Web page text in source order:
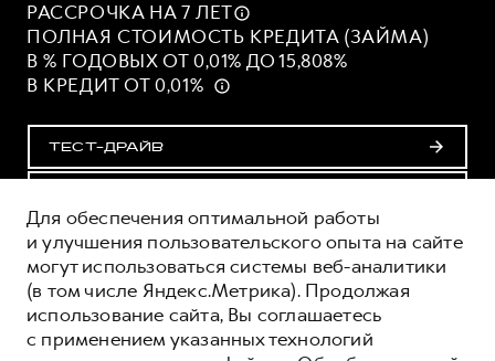
РАССРОЧКА НА 7 ЛЕТ
ПОЛНАЯ СТОИМОСТЬ КРЕДИТА (ЗАЙМА)
В % ГОДОВЫХ ОТ 0,01% ДО 15,808%
В КРЕДИТ ОТ 0,01%
ТЕСТ-ДРАЙВ
ОЦЕНИВАЙТЕ СВОИ ФИНАНСОВЫЕ
ВОЗМОЖНОСТИ И РИСКИ
ИЗУЧИТЕ ВСЕ УСЛОВИЯ КРЕДИТА (ЗАЙМА) НА
САЙТЕ:
Для обеспечения оптимальной работы
и улучшения пользовательского опыта на сайте
могут использоваться системы веб-аналитики
(в том числе Яндекс.Метрика). Продолжая
использование сайта, Вы соглашаетесь
с применением указанных технологий